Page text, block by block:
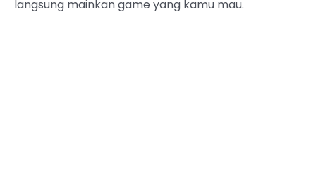
langsung mainkan game yang kamu mau.